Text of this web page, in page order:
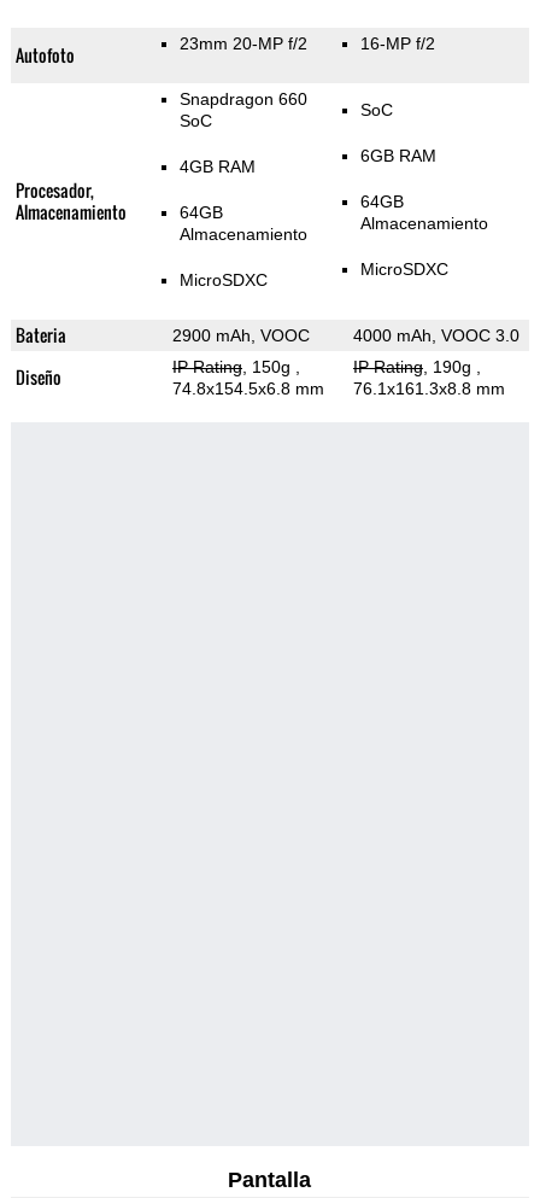
Autofoto 23mm 20-MP f/2 16-MP f/2
Procesador,
Almacenamiento
Snapdragon 660
SoC
4GB RAM
64GB
Almacenamiento
MicroSDXC
SoC
6GB RAM
64GB
Almacenamiento
MicroSDXC
Bateria 2900 mAh, VOOC 4000 mAh, VOOC 3.0
Diseño IP Rating, 150g
74.8x154.5x6.8 mm
IP Rating, 190g
76.1x161.3x8.8 mm
Pantalla